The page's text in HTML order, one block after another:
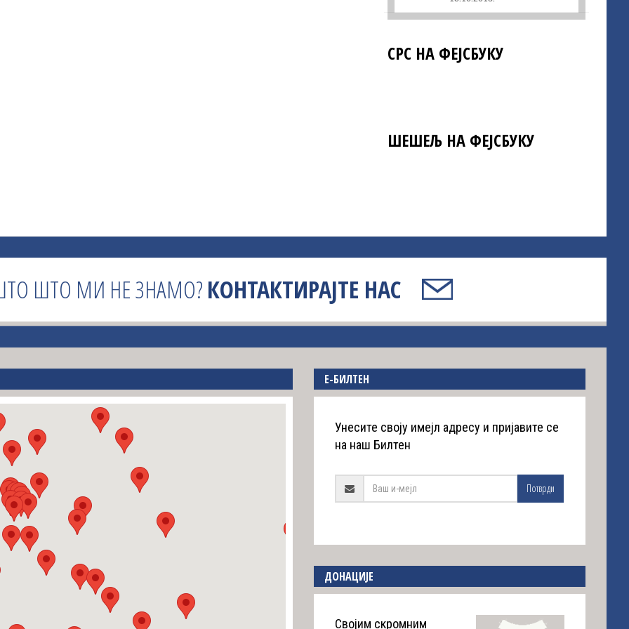
СРС НА ФЕЈСБУКУ
ШЕШЕЉ НА ФЕЈСБУКУ
ШТО МИ НЕ ЗНАМО?КОНТАКТИРАЈТЕ НАС
E-БИЛТЕН
Унесите своју имејл адресу и пријавите се
на наш Билтен
Потврди
ДОНАЦИЈЕ
Својим скромним